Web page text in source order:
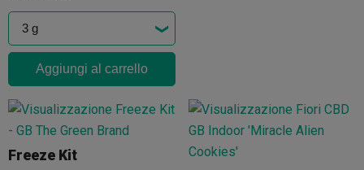
Aggiungi al carrello
Freeze Kit